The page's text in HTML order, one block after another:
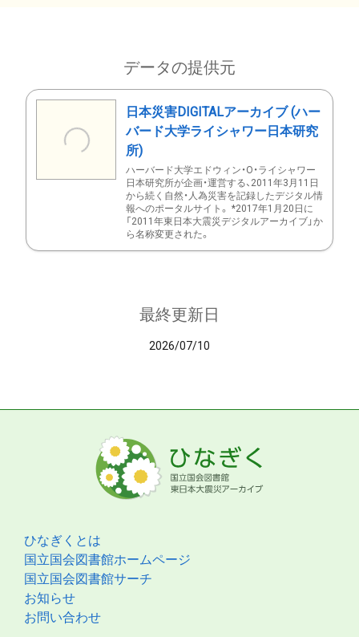
データの提供元
日本災害DIGITALアーカイブ (ハー
バード大学ライシャワー日本研究
所)
ハーバード大学エドウィン・O・ライシャワー
日本研究所が企画・運営する、2011年3月11日
から続く自然・人為災害を記録したデジタル情
報へのポータルサイト。 *2017年1月20日に
「2011年東日本大震災デジタルアーカイブ」か
ら名称変更された。
最終更新日
2026/07/10
ひなぎくとは
国立国会図書館ホームページ
国立国会図書館サーチ
お知らせ
お問い合わせ